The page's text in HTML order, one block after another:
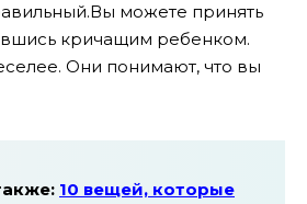
можете принять
кричащим ребенком.
Они понимают, что вы
10 вещей, которые